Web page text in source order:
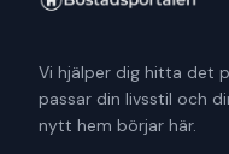
Vi hjälper dig hitta det
passar din livsstil och
nytt hem börjar här.